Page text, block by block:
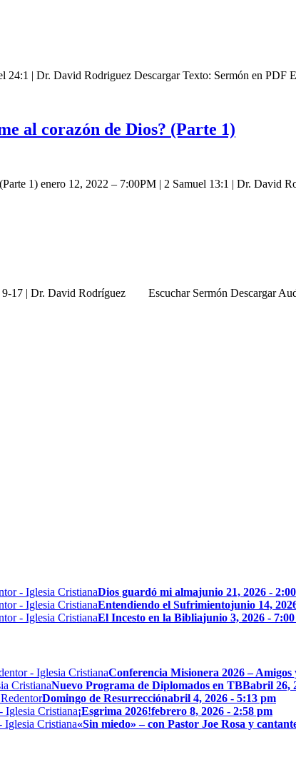
24:1 | Dr. David Rodriguez Descargar Texto: Sermón en PDF
al corazón de Dios? (Parte 1)
1) enero 12, 2022 – 7:00PM | 2 Samuel 13:1 | Dr. David
17 | Dr. David Rodríguez Escuchar Sermón Descargar
Dios guardó mi almajunio 21, 2026 -
Entendiendo el Sufrimientojunio 14,
El Incesto en la Bibliajunio 3, 2026 -
Conferencia Misionera 2026 – Amigos
Nuevo Programa de Diplomados en TBBabril 26,
Domingo de Resurrecciónabril 4, 2026 - 5:13 pm
¡Esgrima 2026!febrero 8, 2026 - 2:58 pm
«Sin miedo» – con Pastor Joe Rosa y